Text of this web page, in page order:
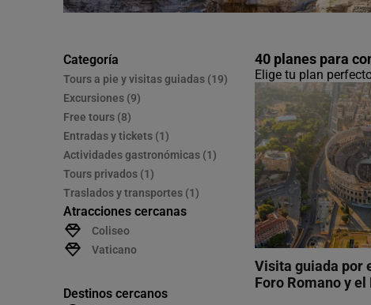
Categoría
Tours a pie y visitas guiadas (19)
Excursiones (9)
Free tours (8)
Entradas y tickets (1)
Actividades gastronómicas (1)
Tours privados (1)
Traslados y transportes (1)
Atracciones cercanas
Coliseo
Vaticano
Destinos cercanos
40 planes para
Elige tu plan
Visita guiada por
Foro Romano y